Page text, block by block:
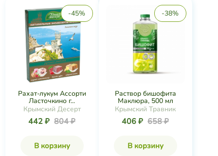
-45%
Рахат-лукум Ассорти
Ласточкино г...
Крымский Десерт
442 ₽ 804 ₽
В корзину
-38%
Раствор бишофита
Маклюра, 500 мл
Крымский Травник
406 ₽ 658 ₽
В корзину